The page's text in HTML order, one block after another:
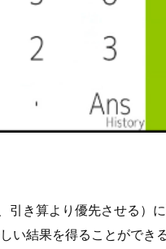
き算より優先させる）
結果を得ることができる